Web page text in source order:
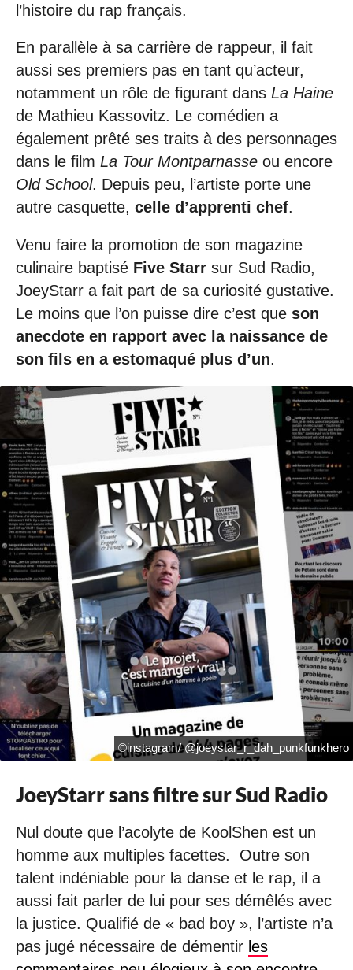
l’histoire du rap français.
En parallèle à sa carrière de rappeur, il fait
aussi ses premiers pas en tant qu’acteur,
notamment un rôle de figurant dans La Haine
de Mathieu Kassovitz. Le comédien a
également prêté ses traits à des personnages
dans le film La Tour Montparnasse ou encore
Old School. Depuis peu, l’artiste porte une
autre casquette, celle d’apprenti chef.
Venu faire la promotion de son magazine
culinaire baptisé Five Starr sur Sud Radio,
JoeyStarr a fait part de sa curiosité gustative.
Le moins que l’on puisse dire c’est que son
anecdote en rapport avec la naissance de
son fils en a estomaqué plus d’un.
©instagram/ @joeystar_r_dah_punkfunkhero
JoeyStarr sans filtre sur Sud Radio
Nul doute que l’acolyte de KoolShen est un
homme aux multiples facettes. Outre son
talent indéniable pour la danse et le rap, il a
aussi fait parler de lui pour ses démêlés avec
la justice. Qualifié de « bad boy », l’artiste n’a
pas jugé nécessaire de démentir les